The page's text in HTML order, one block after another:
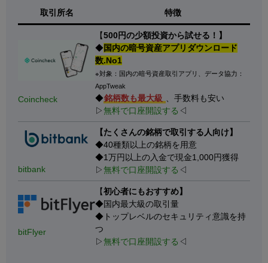
取引所名 特徴
Coincheck
【500円の少額投資から試せる！】
◆国内の暗号資産アプリダウンロード
数.No1
※対象：国内の暗号資産取引アプリ、データ協力：
AppTweak
◆銘柄数も最大級 、手数料も安い
▷無料で口座開設する ◁
bitbank
【たくさんの銘柄で取引する人向け】
◆40種類以上の銘柄を用意
◆1万円以上の入金で現金1,000円獲得
▷無料で口座開設する ◁
bitFlyer
【初心者にもおすすめ】
◆国内最大級の取引量
◆トップレベルのセキュリティ意識を持
つ
▷無料で口座開設する ◁